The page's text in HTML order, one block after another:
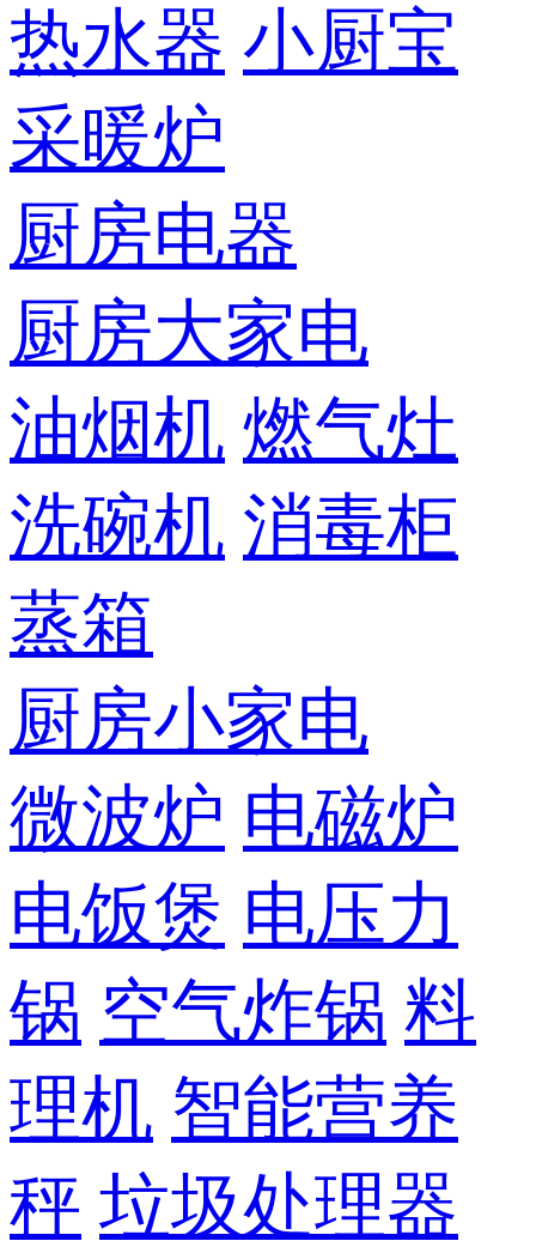
热水器 小厨宝
采暖炉
厨房电器
厨房大家电
油烟机 燃气灶
洗碗机 消毒柜
蒸箱
厨房小家电
微波炉 电磁炉
电饭煲 电压力
锅 空气炸锅 料
理机 智能营养
秤 垃圾处理器